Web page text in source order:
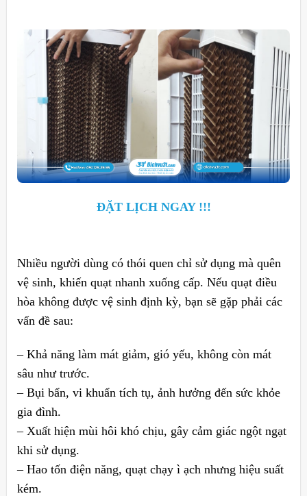
ĐẶT LỊCH NGAY !!!
Nhiều người dùng có thói quen chỉ sử dụng mà quên
vệ sinh, khiến quạt nhanh xuống cấp. Nếu quạt điều
hòa không được vệ sinh định kỳ, bạn sẽ gặp phải các
vấn đề sau:
– Khả năng làm mát giảm, gió yếu, không còn mát
sâu như trước.
– Bụi bẩn, vi khuẩn tích tụ, ảnh hưởng đến sức khỏe
gia đình.
– Xuất hiện mùi hôi khó chịu, gây cảm giác ngột ngạt
khi sử dụng.
– Hao tốn điện năng, quạt chạy ì ạch nhưng hiệu suất
kém.